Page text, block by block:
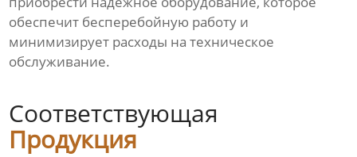
обеспечит бесперебойную работу и
минимизирует расходы на техническое
обслуживание.
Соответствующая
Продукция